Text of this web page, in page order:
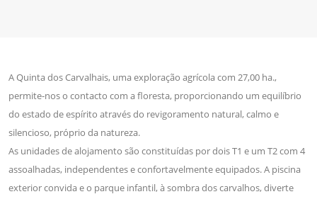
A Quinta dos Carvalhais, uma exploração agrícola com 27,00 ha.,
permite-nos o contacto com a floresta, proporcionando um equilíbrio
do estado de espírito através do revigoramento natural, calmo e
silencioso, próprio da natureza.
As unidades de alojamento são constituídas por dois T1 e um T2 com 4
assoalhadas, independentes e confortavelmente equipados. A piscina
exterior convida e o parque infantil, à sombra dos carvalhos, diverte